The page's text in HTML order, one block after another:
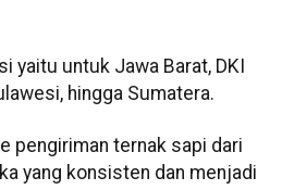
yaitu untuk Jawa Barat, DKI
hingga Sumatera.
pengiriman ternak sapi dari
yang konsisten dan menjadi